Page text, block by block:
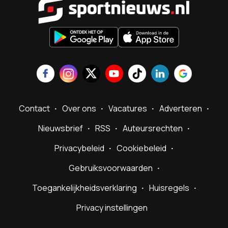
Contact Over ons Vacatures
Adverteren
Nieuwsbrief
RSS
Auteursrechten
Privacybeleid
Cookiebeleid
Gebruiksvoorwaarden
Toegankelijkheidsverklaring
Huisregels
Privacy instellingen